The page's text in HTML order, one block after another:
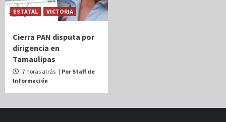
ESTATAL VICTORIA
Cierra PAN disputa por
dirigencia en
Tamaulipas
7 horas atrás | Por Staff de
Información